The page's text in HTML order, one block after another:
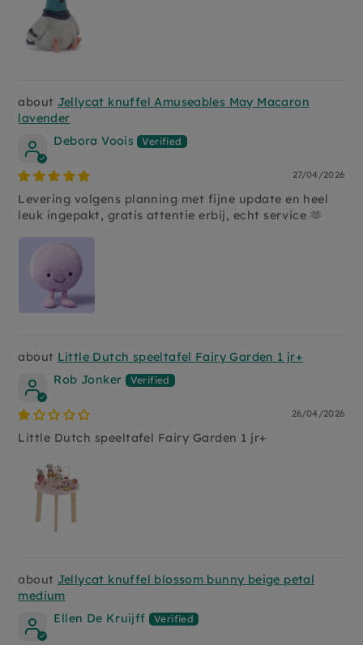
Jellycat knuffel Amuseables May Macaron
lavender
Debora Voois
27/04/2026
Levering volgens planning met fijne update en heel
leuk ingepakt, gratis attentie erbij, echt service 🫶
Little Dutch speeltafel Fairy Garden 1 jr+
Rob Jonker
26/04/2026
Little Dutch speeltafel Fairy Garden 1 jr+
Jellycat knuffel blossom bunny beige petal
medium
Ellen De Kruijff